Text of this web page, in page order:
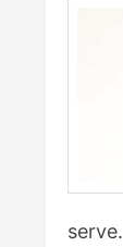
serve.